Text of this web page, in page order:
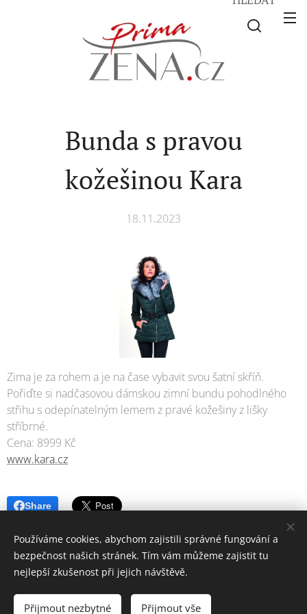
Bunda s pravou
kožešinou Kara
18.11.2023
Zima je za rohem a je na čase vybavit svou šatní skříň.
Pořiďte si nadčasovou dámskou zimní bundu pohodlného
střihu s odepínatelným lemem z pravé kožešiny z lišky
stříbrné.
Cena: 8999 Kč
www.kara.cz
Share
© 2006-2025 PrimaŽena.cz I ESPRIT BOHEMIA s.r.o. I Všechna práva
vyhrazena.
Používáme cookies, abychom zajistili správné fungování a
bezpečnost našich stránek. Tím vám můžeme zajistit tu
nejlepší zkušenost při jejich návštěvě.
Přijmout nezbytné Přijmout vše